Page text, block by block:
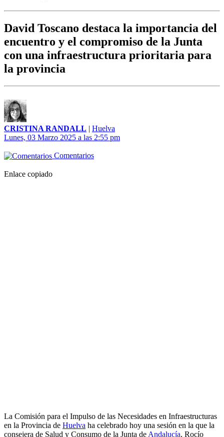
David Toscano destaca la importancia del
encuentro y el compromiso de la Junta
con una infraestructura prioritaria para
la provincia
CRISTINA RANDALL | Huelva
Lunes, 03 Marzo 2025 a las 2:55 pm
Comentarios
Enlace copiado
La Comisión para el Impulso de las Necesidades en Infraestructuras
en la Provincia de Huelva ha celebrado hoy una sesión en la que la
consejera de Salud y Consumo de la Junta de Andalucía, Rocío